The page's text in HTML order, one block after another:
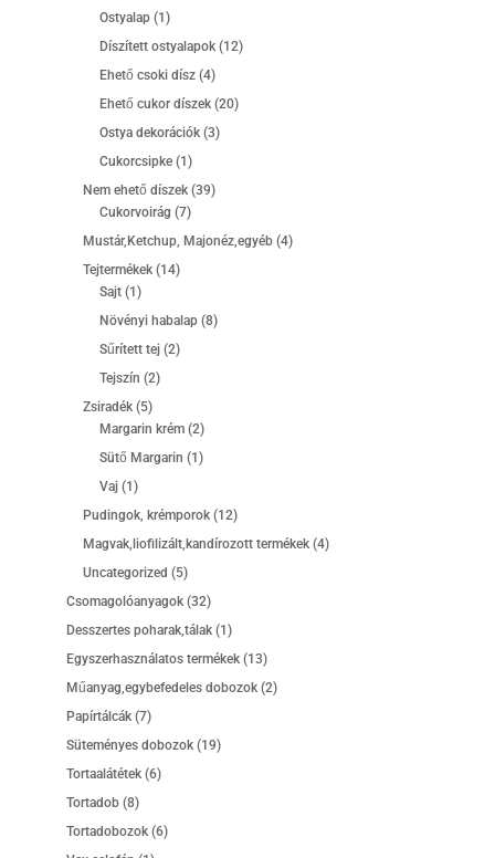
termék
Ostyalap 11
termék
Díszített ostyalapok 1212
Ehető csoki dísz 44
termék
Ehető cukor díszek 2020
Ostya dekorációk 33
Cukorcsipke 11
termék
Nem ehető díszek 3939
Cukorvoirág 77
termék
Mustár,Ketchup, Majonéz,egyéb 44
Tejtermékek 1414
Sajt 11
termék
Növényi habalap 88
Sűrített tej 22
Tejszín 22
Zsiradék 55
termék
Margarin krém 22
termék
Sütő Margarin 11
Vaj 11
termék
Pudingok, krémporok 1212
termék
Magvak,liofilizált,kandírozott termékek 44
Uncategorized 55
termék
Csomagolóanyagok 3232
termék
Desszertes poharak,tálak 11
termék
Egyszerhasználatos termékek 1313
termék
Műanyag,egybefedeles dobozok 22
Papírtálcák 77
termék
Süteményes dobozok 1919
Tortaalátétek 66
Tortadob 88
termék
Tortadobozok 66